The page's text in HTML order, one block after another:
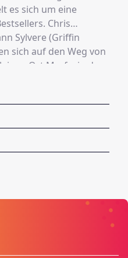
es sich um eine
Chris
Sylvere (Griffin
sich auf den Weg von
Ort Marfa, in dem
als ob sie im tiefsten
ein Stipendium
einem